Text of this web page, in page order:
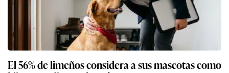
El 56% de limeños considera a sus mascotas como